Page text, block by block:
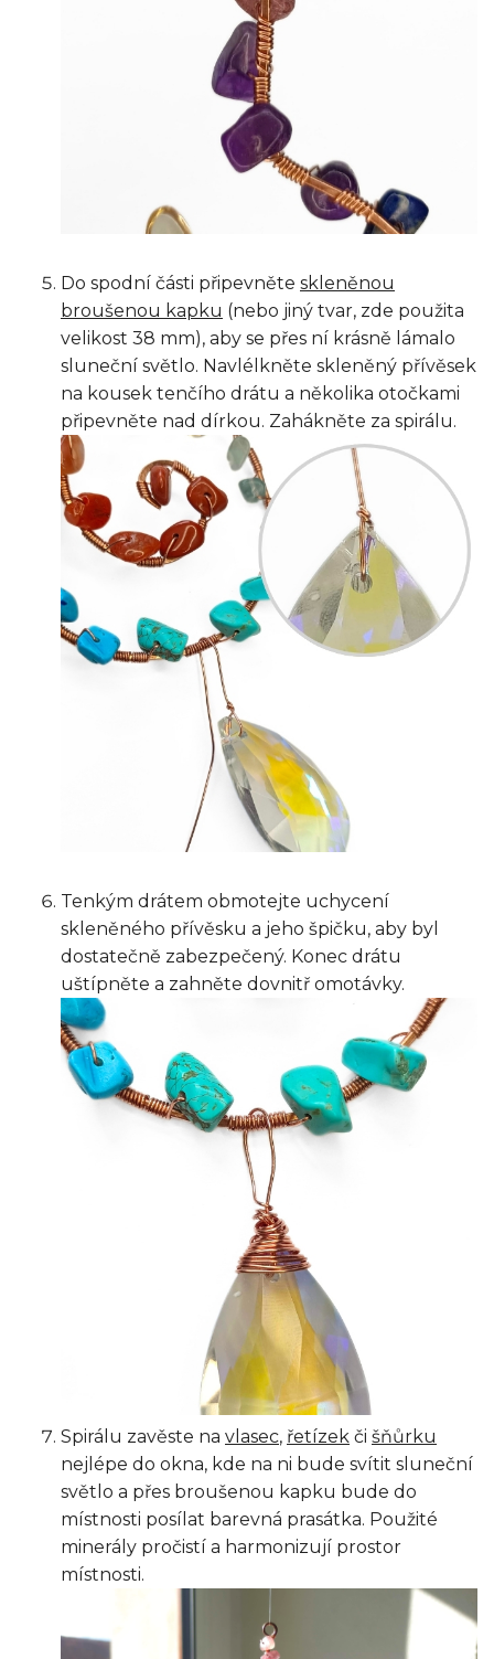
Do spodní části připevněte skleněnou
broušenou kapku (nebo jiný tvar, zde použita
velikost 38 mm), aby se přes ní krásně lámalo
sluneční světlo. Navlélkněte skleněný přívěsek
na kousek tenčího drátu a několika otočkami
připevněte nad dírkou. Zahákněte za spirálu.
Tenkým drátem obmotejte uchycení
skleněného přívěsku a jeho špičku, aby byl
dostatečně zabezpečený. Konec drátu
uštípněte a zahněte dovnitř omotávky.
Spirálu zavěste na vlasec, řetízek či šňůrku
nejlépe do okna, kde na ni bude svítit sluneční
světlo a přes broušenou kapku bude do
místnosti posílat barevná prasátka. Použité
minerály pročistí a harmonizují prostor
místnosti.